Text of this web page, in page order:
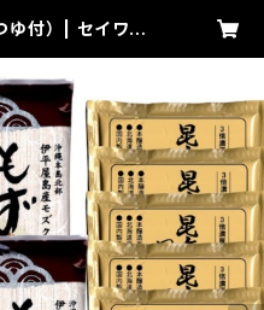
ゆ付） | セイワ食